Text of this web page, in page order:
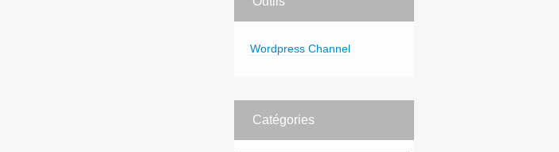
Wordpress Channel
Catégories